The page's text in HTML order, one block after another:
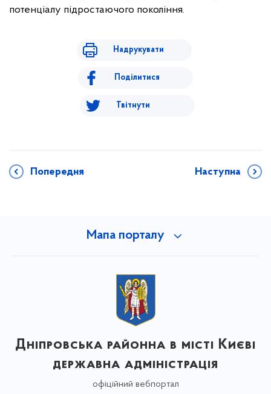
потенціалу підростаючого покоління.
Надрукувати
Поділитися
Твітнути
Попередня Наступна
Мапа порталу
Дніпровська районна в місті Києві
державна адміністрація
офіційний вебпортал